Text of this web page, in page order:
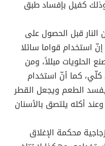
كفيل بإفساد طبق
النار قبل الحصول على
استخدام قواما سائلا
الحلويات مبللاً، ومن
كما أنّ استخدام
الطعم ويجعل القطر
أكله يلتصق بالأسنان
محكمة الإغلاق